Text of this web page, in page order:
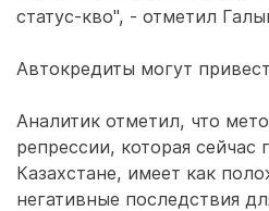
статус-кво", - отметил
Автокредиты могут
Аналитик отметил, что
репрессии, которая сейчас
Казахстане, имеет как
негативные последствия